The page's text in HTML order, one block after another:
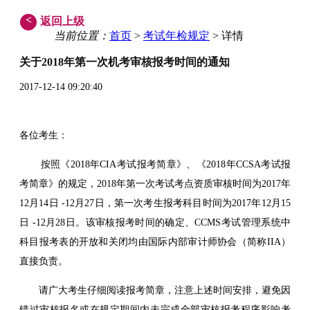
<
返回上级
当前位置： 首页 > 考试年检规定 > 详情
关于2018年第一次机考审核报考时间的通知
2017-12-14 09:20:40
各位考生：
按照《2018年CIA考试报考简章》、《2018年CCSA考试报
考简章》的规定，2018年第一次考试考点资质审核时间为2017年
12月14日 -12月27日，第一次考生报考科目时间为2017年12月15
日 -12月28日。该审核报考时间的确定、CCMS考试管理系统中
科目报考表的开放和关闭均由国际内部审计师协会（简称IIA）
直接负责。
请广大考生仔细阅读报考简章，注意上述时间安排，避免因